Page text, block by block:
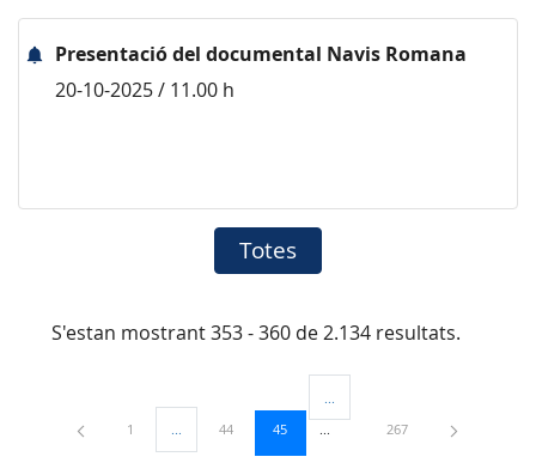
Presentació del documental Navis Romana
20-10-2025 / 11.00 h
Totes
S'estan mostrant 353 - 360 de 2.134 resultats.
Pàgina
1 ...Pàgines intermèdies Utilitzeu TAB per navegar.
Pàgina
44 Pàgina
45
Pàgines intermèdies Utilitzeu
Pàgina
267